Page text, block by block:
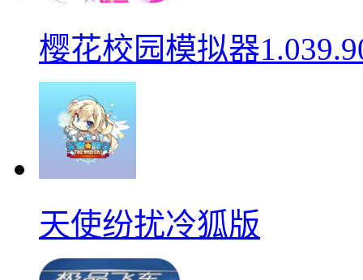
樱花校园模拟器
天使纷扰冷狐版